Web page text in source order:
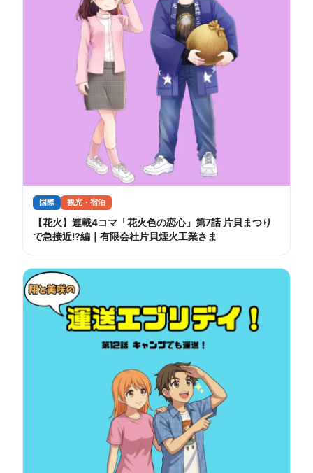
国際 観光・宿泊
【花火】連載4コマ「花火色の恋心」第7話 片貝まつり
で急接近!?編｜有限会社片貝煙火工業さま